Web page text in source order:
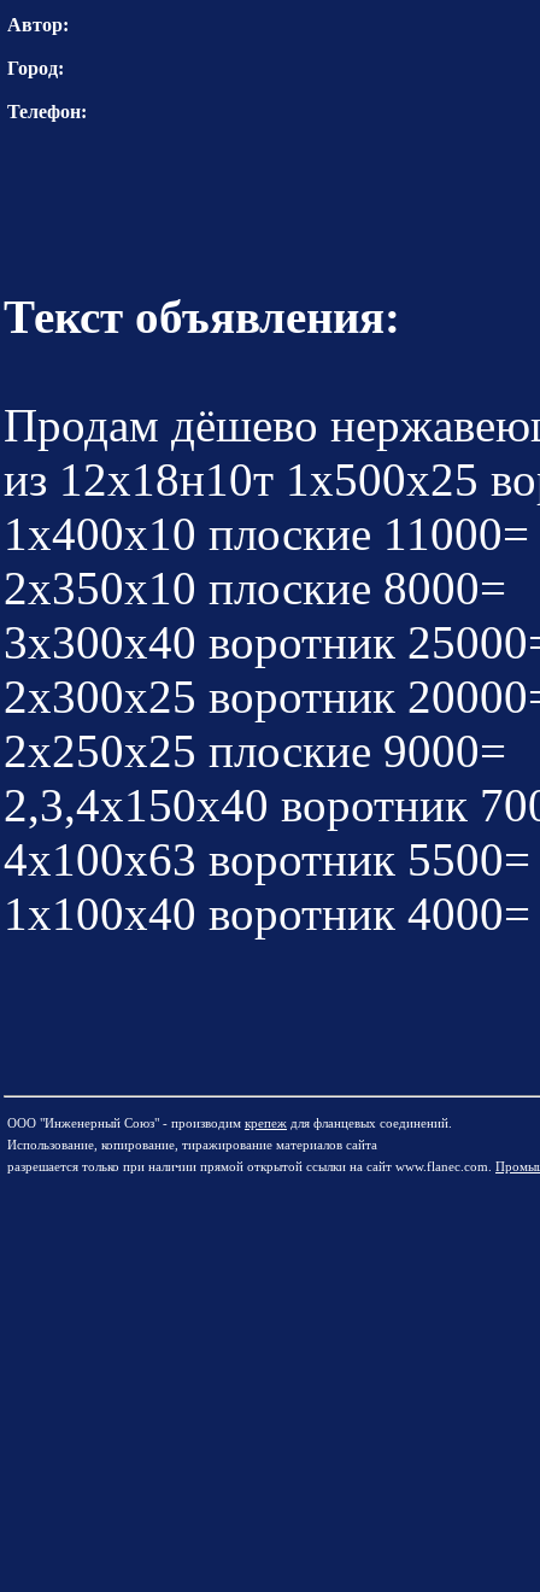
Автор:
Город:
Телефон:
Текст объявления:
Продам дёшево
из 12х18н10т 1х500х25
1х400х10 плоские 11000=
2х350х10 плоские 8000=
3х300х40 воротник
2х300х25 воротник
2х250х25 плоские 9000=
2,3,4х150х40 воротник
4х100х63 воротник 5500=
1х100х40 воротник 4000=
ООО "Инженерный Союз" - производим крепеж для фланцевых соединений.
Использование, копирование, тиражирование материалов сайта
разрешается только при наличии прямой открытой ссылки на сайт www.flanec.com.